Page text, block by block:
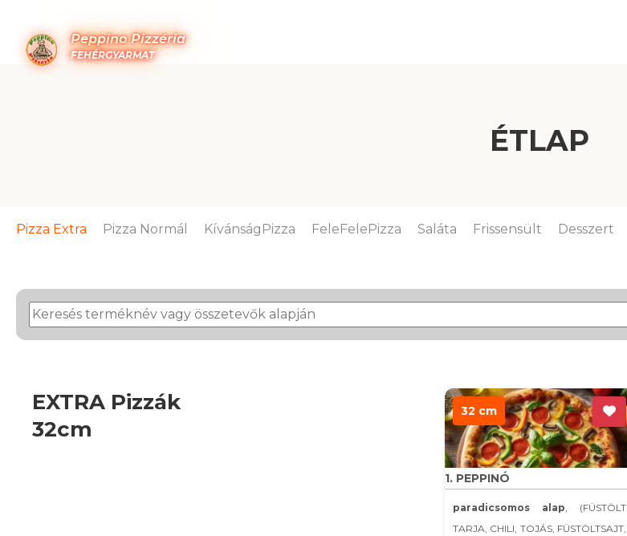
Peppino Pizzéria
FEHÉRGYARMAT
ÉTLAP
Pizza Extra Pizza Normál KívánságPizza FeleFelePizza Saláta Frissensült Desszert
EXTRA Pizzák
32cm
32 cm
1. PEPPINÓ
paradicsomos alap, (FÜSTÖLT
TARJA, CHILI, TOJÁS, FÜSTÖLTSAJT,